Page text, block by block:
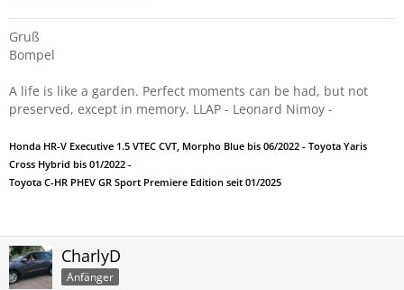
Gruß
Bompel
A life is like a garden. Perfect moments can be had, but not
preserved, except in memory. LLAP - Leonard Nimoy -
Honda HR-V Executive 1.5 VTEC CVT, Morpho Blue bis 06/2022 - Toyota Yaris
Cross Hybrid bis 01/2022 -
Toyota C-HR PHEV GR Sport Premiere Edition seit 01/2025
CharlyD
Anfänger